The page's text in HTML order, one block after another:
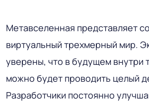
Метавселенная представляет
виртуальный трехмерный мир.
уверены, что в будущем внутри
можно будет проводить целый
Разработчики постоянно